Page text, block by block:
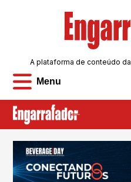
Menu
A plataforma de conteúdo da